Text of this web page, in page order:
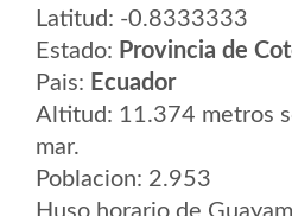
Latitud: -0.8333333
Estado: Provincia de
Pais: Ecuador
Altitud: 11.374 metros
mar.
Poblacion: 2.953
Huso horario de